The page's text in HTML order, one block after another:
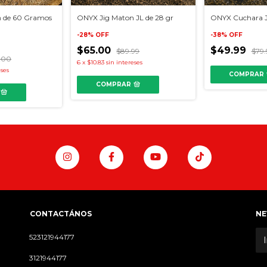
de 60 Gramos
ONYX Jig Maton JL de 28 gr
-28% OFF
$65.00 $89.99
6 x $10.83 sin intereses
COMPRAR
ONYX Cuchara
-38% OFF
$49.99
COMPRAR
CONTACTÁNOS
523121944177
3121944177